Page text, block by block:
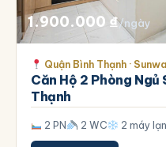
1.900.000 ₫/ngày
Quận Bình Thạnh ·
Căn Hộ 2 Phòng
Thạnh
2 PN 2 WC 2 máy